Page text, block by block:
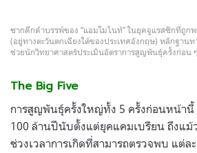
ซากดึกดำบรรพ์ของ “แอมโมไนท์” ในยุคจูแรสซิกที่ถูก
(อยู่ทางตะวันตกเฉียงใต้ของประเทศอังกฤษ) หลักฐาน
ช่วยนักวิทยาศาสตร์ประเมินอัตราการสูญพันธุ์ครั้งก่อน
The Big Five
การสูญพันธุ์ครั้งใหญ่ทั้ง 5 ครั้งก่อนหน้านี้
100 ล้านปีนับตั้งแต่ยุคแคมเบรียน ถึงแม้
ช่วงเวลาการเกิดที่สามารถตรวจพบ แต่ล